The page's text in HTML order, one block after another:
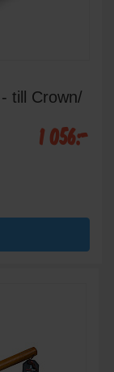
till Crown/
1 056:-